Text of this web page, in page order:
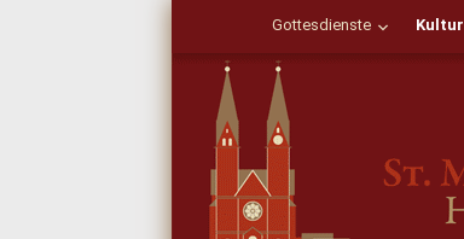
Gottesdienste Kultur